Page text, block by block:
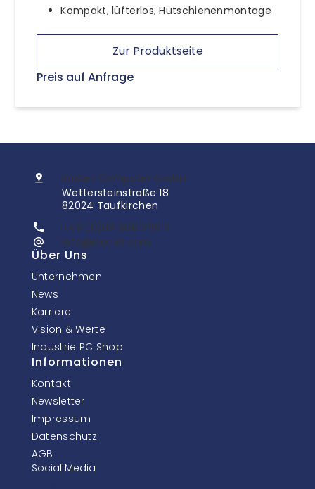
Kompakt, lüfterlos, Hutschienenmontage
Zur Produktseite
Preis auf Anfrage
InoNet Computer GmbH
Wettersteinstraße 18
82024 Taufkirchen
+49 (0)89 666 096 0
info@inonet.com
Über Uns
Unternehmen
News
Karriere
Vision & Werte
Industrie PC Shop
Informationen
Kontakt
Newsletter
Impressum
Datenschutz
AGB
Social Media